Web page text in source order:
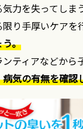
力を失ってしま
り手厚いケアを
。
ティアなどから
気の有無を確認